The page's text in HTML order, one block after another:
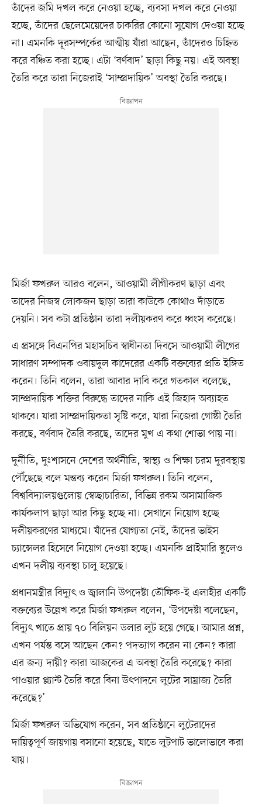
তাঁদের জমি দখল করে নেওয়া হচ্ছে, ব্যবসা দখল করে নেওয়া
হচ্ছে, তাঁদের ছেলেমেয়েদের চাকরির কোনো সুযোগ দেওয়া হচ্ছে
না। এমনকি দূরসম্পর্কের আত্মীয় যাঁরা আছেন, তাঁদেরও চিহ্নিত
করে বঞ্চিত করা হচ্ছে। এটা ‘বর্ণবাদ’ ছাড়া কিছু নয়। এই অবস্থা
তৈরি করে তারা নিজেরাই ‘সাম্প্রদায়িক’ অবস্থা তৈরি করছে।
মির্জা ফখরুল আরও বলেন, আওয়ামী লীগীকরণ ছাড়া এবং
তাদের নিজস্ব লোকজন ছাড়া তারা কাউকে কোথাও দাঁড়াতে
দেয়নি। সব কটা প্রতিষ্ঠান তারা দলীয়করণ করে ধ্বংস করেছে।
এ প্রসঙ্গে বিএনপির মহাসচিব স্বাধীনতা দিবসে আওয়ামী লীগের
সাধারণ সম্পাদক ওবায়দুল কাদেরের একটি বক্তব্যের প্রতি ইঙ্গিত
করেন। তিনি বলেন, তারা আবার দাবি করে গতকাল বলেছে,
সাম্প্রদায়িক শক্তির বিরুদ্ধে তাদের নাকি এই জিহাদ অব্যাহত
থাকবে। যারা সাম্প্রদায়িকতা সৃষ্টি করে, যারা নিজেরা গোষ্ঠী তৈরি
করছে, বর্ণবাদ তৈরি করছে, তাদের মুখ এ কথা শোভা পায় না।
দুর্নীতি, দুঃশাসনে দেশের অর্থনীতি, স্বাস্থ্য ও শিক্ষা চরম দুরবস্থায়
পৌঁছেছে বলে মন্তব্য করেন মির্জা ফখরুল। তিনি বলেন,
বিশ্ববিদ্যালয়গুলোয় স্বেচ্ছাচারিতা, বিভিন্ন রকম অসামাজিক
কার্যকলাপ ছাড়া আর কিছু হচ্ছে না। সেখানে নিয়োগ হচ্ছে
দলীয়করণের মাধ্যমে। যাঁদের যোগ্যতা নেই, তাঁদের ভাইস
চ্যান্সেলর হিসেবে নিয়োগ দেওয়া হচ্ছে। এমনকি প্রাইমারি স্কুলেও
এখন দলীয় ব্যবস্থা চালু হয়েছে।
প্রধানমন্ত্রীর বিদ্যুৎ ও জ্বালানি উপদেষ্টা তৌফিক-ই এলাহীর একটি
বক্তব্যের উল্লেখ করে মির্জা ফখরুল বলেন, ‘উপদেষ্টা বলেছেন,
বিদ্যুৎ খাতে প্রায় ৭০ বিলিয়ন ডলার লুট হয়ে গেছে। আমার প্রশ্ন,
এখন পর্যন্ত বসে আছেন কেন? পদত্যাগ করেন না কেন? কারা
এর জন্য দায়ী? কারা আজকের এ অবস্থা তৈরি করেছে? কারা
পাওয়ার প্ল্যান্ট তৈরি করে বিনা উৎপাদনে লুটের সাম্রাজ্য তৈরি
করেছে?’
মির্জা ফখরুল অভিযোগ করেন, সব প্রতিষ্ঠানে লুটেরাদের
দায়িত্বপূর্ণ জায়গায় বসানো হয়েছে, যাতে লুটপাট ভালোভাবে করা
যায়।